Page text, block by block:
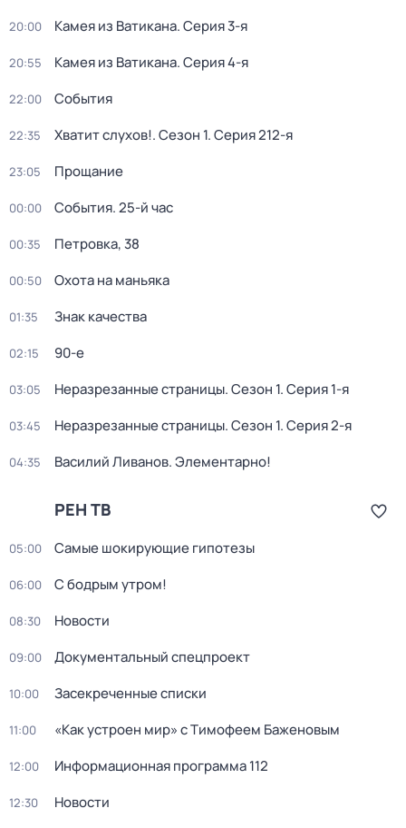
20:00 Камея из Ватикана. Серия 3-я
20:55 Камея из Ватикана. Серия 4-я
22:00 События
22:35 Хватит слухов!. Сезон 1. Серия 212-я
23:05 Прощание
00:00 События. 25-й час
00:35 Петровка, 38
00:50 Охота на маньяка
01:35 Знак качества
02:15 90-е
03:05 Неразрезанные страницы. Сезон 1. Серия 1-я
03:45 Неразрезанные страницы. Сезон 1. Серия 2-я
04:35 Василий Ливанов. Элементарно!
РЕН ТВ
05:00 Самые шoкиpующие гипотезы
06:00 С бодрым утром!
08:30 Новости
09:00 Документальный спецпpоeкт
10:00 Заceкpeченные списки
11:00 «Как устроен мир» с Тимофеем Баженовым
12:00 Информационная программа 112
12:30 Новости